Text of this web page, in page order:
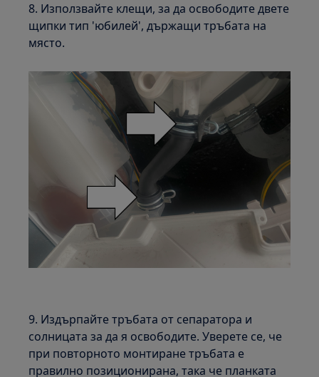
8. Използвайте клещи, за да освободите двете
щипки тип 'юбилей', държащи тръбата на
място.
9. Издърпайте тръбата от сепаратора и
солницата за да я освободите. Уверете се, че
при повторното монтиране тръбата е
правилно позиционирана, така че планката